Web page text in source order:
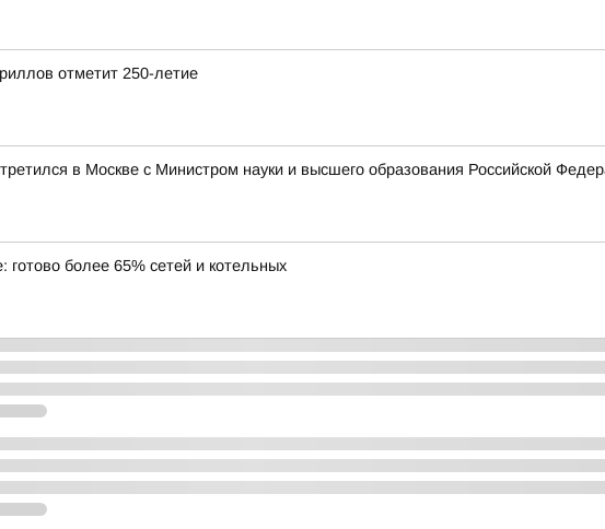
отметит 250-летие
в Москве с Министром науки и высшего образования Российской
готово более 65% сетей и котельных